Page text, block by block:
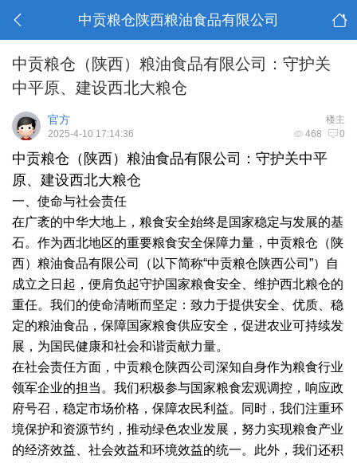
中贡粮仓陕西粮油食品有限公司
中贡粮仓（陕西）粮油食品有限公司：守护关
中平原、建设西北大粮仓
楼主
官方
468 0
2025-4-10 17:14:36
中贡粮仓（陕西）粮油食品有限公司：守护关中平
原、建设西北大粮仓
一、使命与社会责任
在广袤的中华大地上，粮食安全始终是国家稳定与发展的基
石。作为西北地区的重要粮食安全保障力量，中贡粮仓（陕
西）粮油食品有限公司（以下简称“中贡粮仓陕西公司”）自
成立之日起，便肩负起守护国家粮食安全、维护西北粮仓的
重任。我们的使命清晰而坚定：致力于提供安全、优质、稳
定的粮油食品，保障国家粮食供应安全，促进农业可持续发
展，为国民健康和社会和谐贡献力量。
在社会责任方面，中贡粮仓陕西公司深知自身作为粮食行业
领军企业的担当。我们积极参与国家粮食宏观调控，响应政
府号召，稳定市场价格，保障农民利益。同时，我们注重环
境保护和资源节约，推动绿色农业发展，努力实现粮食产业
的经济效益、社会效益和环境效益的统一。此外，我们还积